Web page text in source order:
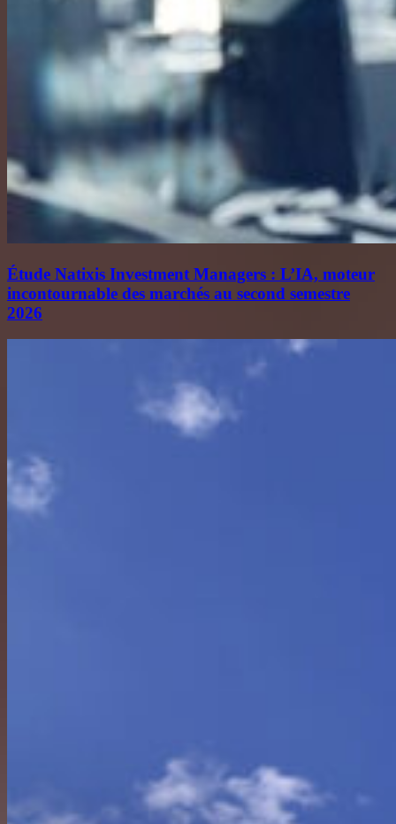
Étude Natixis Investment Managers : L’IA, moteur
incontournable des marchés au second semestre
2026